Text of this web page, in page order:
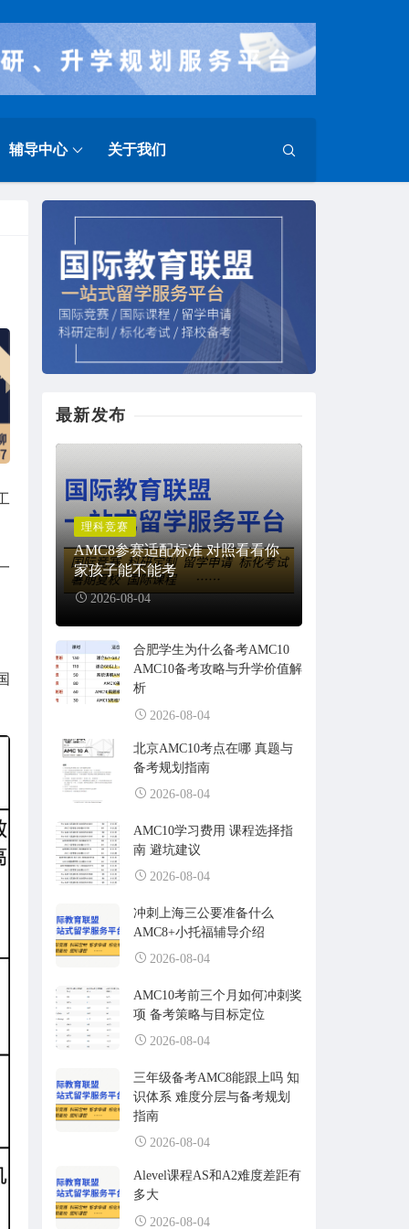
辅导中心 关于我们
最新发布
理科竞赛
AMC8参赛适配标准 对照看看你
家孩子能不能考
2026-08-04
合肥学生为什么备考AMC10
AMC10备考攻略与升学价值解
析
2026-08-04
北京AMC10考点在哪 真题与
备考规划指南
2026-08-04
AMC10学习费用 课程选择指
南 避坑建议
2026-08-04
冲刺上海三公要准备什么
AMC8+小托福辅导介绍
2026-08-04
AMC10考前三个月如何冲刺奖
项 备考策略与目标定位
2026-08-04
三年级备考AMC8能跟上吗 知
识体系 难度分层与备考规划
指南
2026-08-04
Alevel课程AS和A2难度差距有
多大
2026-08-04